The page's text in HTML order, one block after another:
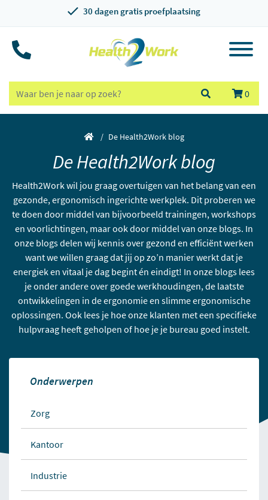
30 dagen gratis proefplaatsing
0
De Health2Work blog
De Health2Work blog
Health2Work wil jou graag overtuigen van het belang van een
gezonde, ergonomisch ingerichte werkplek. Dit proberen we
te doen door middel van bijvoorbeeld trainingen, workshops
en voorlichtingen, maar ook door middel van onze blogs. In
onze blogs delen wij kennis over gezond en efficiënt werken
want we willen graag dat jij op zo’n manier werkt dat je
energiek en vitaal je dag begint én eindigt! In onze blogs lees
je onder andere over goede werkhoudingen, de laatste
ontwikkelingen in de ergonomie en slimme ergonomische
oplossingen. Ook lees je hoe onze klanten met een specifieke
hulpvraag heeft geholpen of hoe je je bureau goed instelt.
Onderwerpen
Zorg
Kantoor
Industrie